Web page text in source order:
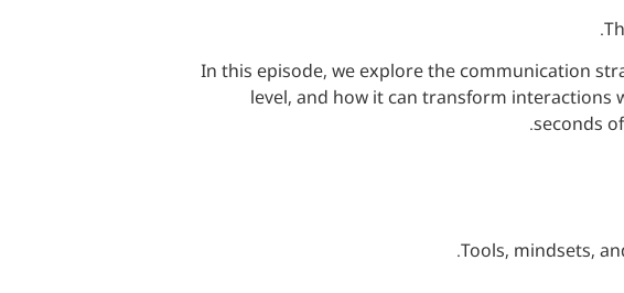
In this episode, we explore the communication
level, and how it can transform interactions
seconds
Tools, mindsets,